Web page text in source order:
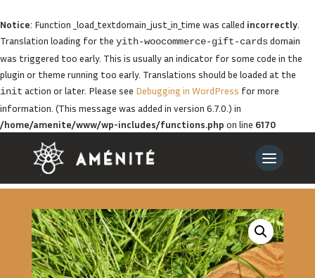
Notice: Function _load_textdomain_just_in_time was called incorrectly
Translation loading for the yith-woocommerce-gift-cardsdomain
was triggered too early. This is usually an indicator for some code in the
plugin or theme running too early. Translations should be loaded at the
init action or later. Please see Debugging in WordPress for more
information. (This message was added in version 6.7.0.) in
/home/amenite/www/wp-includes/functions.php on line 6170